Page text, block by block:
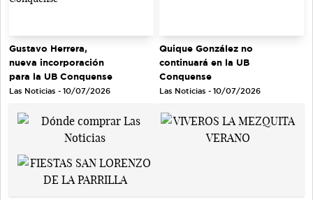
Gustavo Herrera,
nueva incorporación
para la UB Conquense
Las Noticias - 10/07/2026
Quique González no
continuará en la UB
Conquense
Las Noticias - 10/07/2026